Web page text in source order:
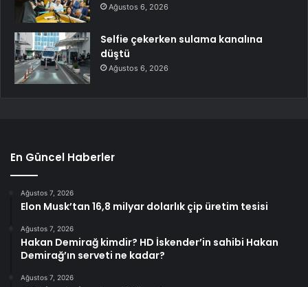
Ağustos 6, 2026
Selfie çekerken sulama kanalına
düştü
Ağustos 6, 2026
En Güncel Haberler
Ağustos 7, 2026
Elon Musk’tan 16,8 milyar dolarlık çip üretim tesisi
Ağustos 7, 2026
Hakan Demirağ kimdir? HD İskender’in sahibi Hakan
Demirağ’ın serveti ne kadar?
Ağustos 7, 2026